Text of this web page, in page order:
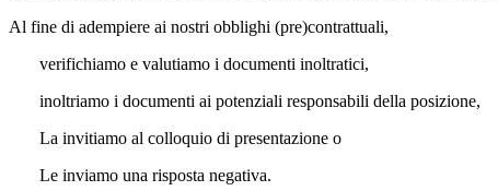
Al fine di adempiere ai nostri obblighi (pre)contrattuali,
verifichiamo e valutiamo i documenti inoltratici,
inoltriamo i documenti ai potenziali responsabili della posizione,
La invitiamo al colloquio di presentazione o
Le inviamo una risposta negativa.